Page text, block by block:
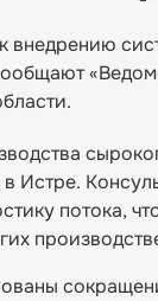
внедрению
Истре.
потока,